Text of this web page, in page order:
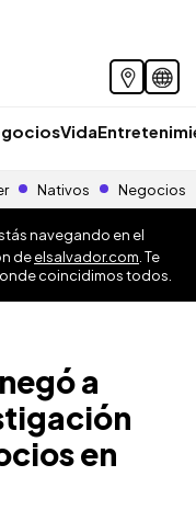
Vida
Nativos Negocios
navegando en el
deelsalvador.com . Te
coincidimos todos.
a
en